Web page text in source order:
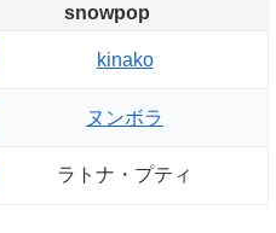
snowpop
kinako
ヌンボラ
ラトナ・プティ